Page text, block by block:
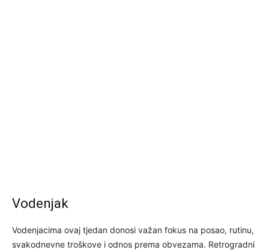
Vodenjak
Vodenjacima ovaj tjedan donosi važan fokus na posao, rutinu,
svakodnevne troškove i odnos prema obvezama. Retrogradni